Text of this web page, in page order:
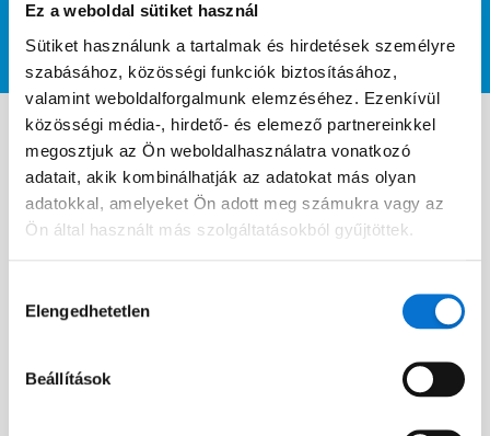
Ez a weboldal sütiket használ
Sütiket használunk a tartalmak és hirdetések személyre
szabásához, közösségi funkciók biztosításához,
valamint weboldalforgalmunk elemzéséhez. Ezenkívül
közösségi média-, hirdető- és elemező partnereinkkel
megosztjuk az Ön weboldalhasználatra vonatkozó
adatait, akik kombinálhatják az adatokat más olyan
adatokkal, amelyeket Ön adott meg számukra vagy az
Ön által használt más szolgáltatásokból gyűjtöttek.
kiválasztása
Elengedhetetlen
Beállítások
Derítsd ki milyen termékekre
vágynak a vásárlóid
termékekre kerestek rá legtöbbször. Egy egyszerű és
átlátható lista vár a legkeresettebb termékekről a Barion